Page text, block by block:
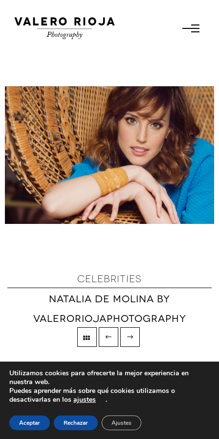
CELEBRITIES
NATALIA DE MOLINA BY
VALERORIOJAPHOTOGRAPHY
Utilizamos cookies para ofrecerte la mejor experiencia en
nuestra web.
Puedes aprender más sobre qué cookies utilizamos o
desactivarlas en los ajustes .
Aceptar Rechazar Ajustes